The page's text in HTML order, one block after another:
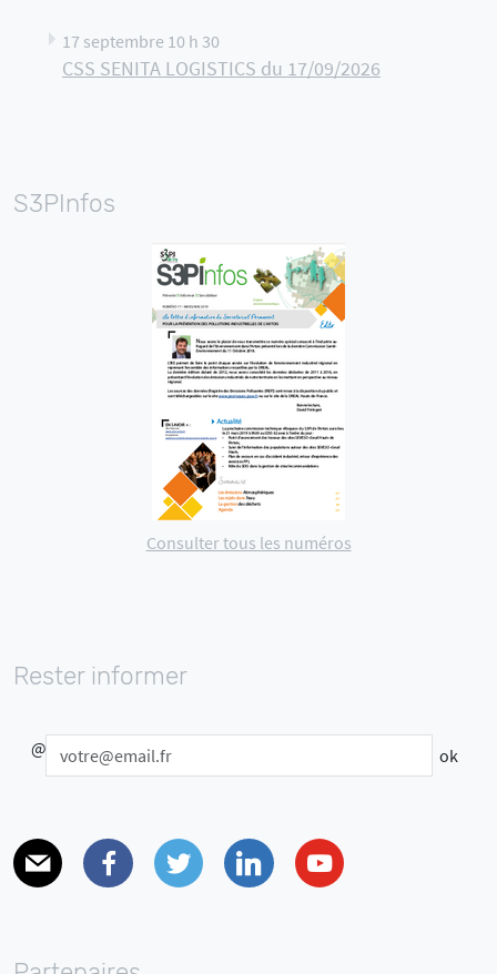
17 septembre 10 h 30
CSS SENITA LOGISTICS du 17/09/2026
S3PInfos
Consulter tous les numéros
Rester informer
@